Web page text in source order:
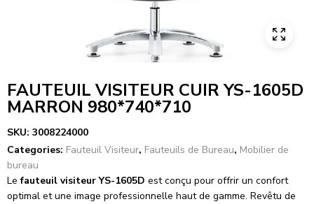
FAUTEUIL VISITEUR CUIR YS-1605D
MARRON 980*740*710
SKU: 3008224000
Categories: Fauteuil Visiteur, Fauteuils de Bureau, Mobilier de
bureau
Lefauteuil visiteur YS-1605D est conçu pour offrir un confort
optimal et une image professionnelle haut de gamme. Revêtu de